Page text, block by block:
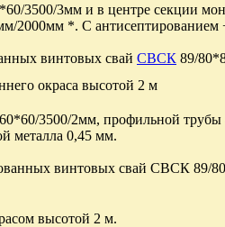
3500/3мм и в центре секции
2000мм *. С антисептированием
винтовых свай СВСК 89/
окраса высотой 2 м
3500/2мм, профильной
металла 0,45 мм.
винтовых свай СВСК 89/
высотой 2 м.